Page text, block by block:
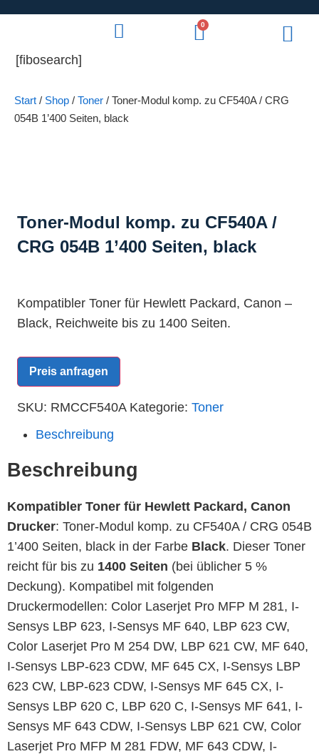
0
[fibosearch]
Start / Shop / Toner / Toner-Modul komp. zu CF540A / CRG
054B 1’400 Seiten, black
Toner-Modul komp. zu CF540A /
CRG 054B 1’400 Seiten, black
Kompatibler Toner für Hewlett Packard, Canon –
Black, Reichweite bis zu 1400 Seiten.
Preis anfragen
SKU: RMCCF540A Kategorie: Toner
Beschreibung
Beschreibung
Kompatibler Toner für Hewlett Packard, Canon
Drucker: Toner-Modul komp. zu CF540A / CRG 054B
1’400 Seiten, black in der Farbe Black. Dieser Toner
reicht für bis zu 1400 Seiten (bei üblicher 5 %
Deckung). Kompatibel mit folgenden
Druckermodellen: Color Laserjet Pro MFP M 281, I-
Sensys LBP 623, I-Sensys MF 640, LBP 623 CW,
Color Laserjet Pro M 254 DW, LBP 621 CW, MF 640,
I-Sensys LBP-623 CDW, MF 645 CX, I-Sensys LBP
623 CW, LBP-623 CDW, I-Sensys MF 645 CX, I-
Sensys LBP 620 C, LBP 620 C, I-Sensys MF 641, I-
Sensys MF 643 CDW, I-Sensys LBP 621 CW, Color
Laserjet Pro MFP M 281 FDW, MF 643 CDW, I-